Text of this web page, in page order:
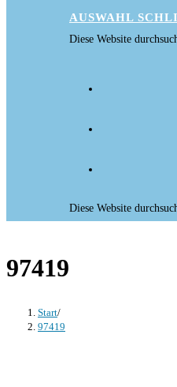
AUSWAHL
Diese Website
Diese Website
97419
Start/
97419